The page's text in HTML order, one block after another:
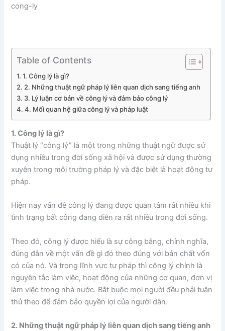
Table of Contents
1. Công lý là gì?
2. Những thuật ngữ pháp lý liên quan dịch sang tiếng anh
3. Lý luận cơ bản về công lý và đảm bảo công lý
4. Mối quan hệ giữa công lý và pháp luật
1. Công lý là gì?
Thuật lý “công lý” là một trong những thuật ngữ được sử
dụng nhiều trong đời sống xã hội và được sử dụng thường
xuyên trong môi trường pháp lý và đặc biệt là hoạt động tư
pháp.
Hiện nay vấn đề công lý đang được quan tâm rất nhiều khi
tình trạng bất công đang diễn ra rất nhiều trong đời sống.
Theo đó, công lý được hiểu là sự công bằng, chính nghĩa,
đúng đắn về một vấn đề gì đó theo đúng với bản chất vốn
có của nó. Và trong lĩnh vực tư pháp thì công lý chính là
nguyên tắc làm việc, hoạt động của những cơ quan, đơn vị
làm việc trong nhà nước. Bắt buộc mọi người đều phải tuân
thủ theo để đảm bảo quyền lợi của người dân.
2. Những thuật ngữ pháp lý liên quan dịch sang tiếng anh